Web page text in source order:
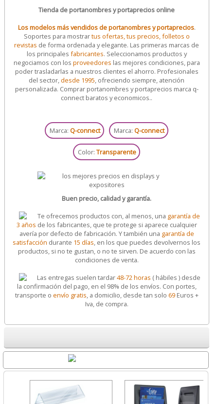
Tienda de portanombres y portaprecios online
Los modelos más vendidos de portanombres y portaprecios.
Soportes para mostrartus ofertas, tus precios, folletos o
revistas de forma ordenada y elegante. Las primeras marcas de
los principales fabricantes. Seleccionamos productos y
negociamos con los proveedores las mejores condiciones, para
poder trasladarlas a nuestros clientes el ahorro. Profesionales
del sector,desde 1995, ofreciendo siempre, atención
personalizada. Comprar portanombres y portaprecios marca q-
connect baratos y economicos..
Marca:Q-connect Marca:Q-connect
Color:Transparente
Buen precio, calidad y garantía.
Te ofrecemos productos con, al menos, una garantía de
3 años de los fabricantes, que te protege si aparece cualquier
avería por defecto de fabricación. Y también una garantía de
satisfacción durante 15 días, en los que puedes devolvernos los
productos, si no te gustan, o no te sirven. De acuerdo con las
condiciones de venta.
Las entregas suelen tardar48-72 horas ( hábiles ) desde
la confirmación del pago, en el 98% de los envíos. Con portes,
transporte o envío gratis, a domicilio, desde tan solo 69Euros +
Iva, de compra.